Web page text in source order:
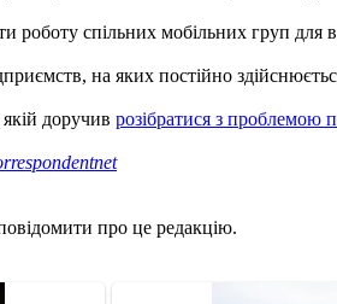
роботу спільних мобільних груп
на яких постійно
доручив розібратися з проблемою
про це редакцію.